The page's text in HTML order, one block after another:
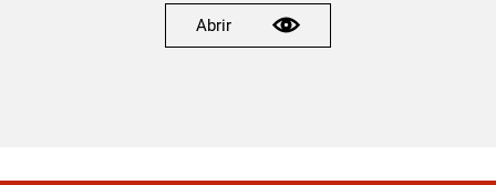
Abrir